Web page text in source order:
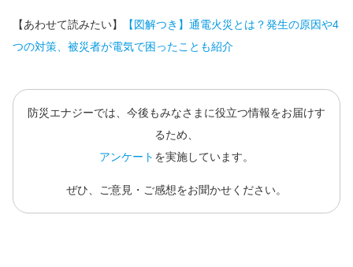
【あわせて読みたい】
【図解つき】通電火災とは？発生の原因や4
つの対策、被災者が電気で困ったことも紹介
防災エナジーでは、今後もみなさまに役立つ情報をお届けす
るため、
アンケート を実施しています。
ぜひ、ご意見・ご感想をお聞かせください。